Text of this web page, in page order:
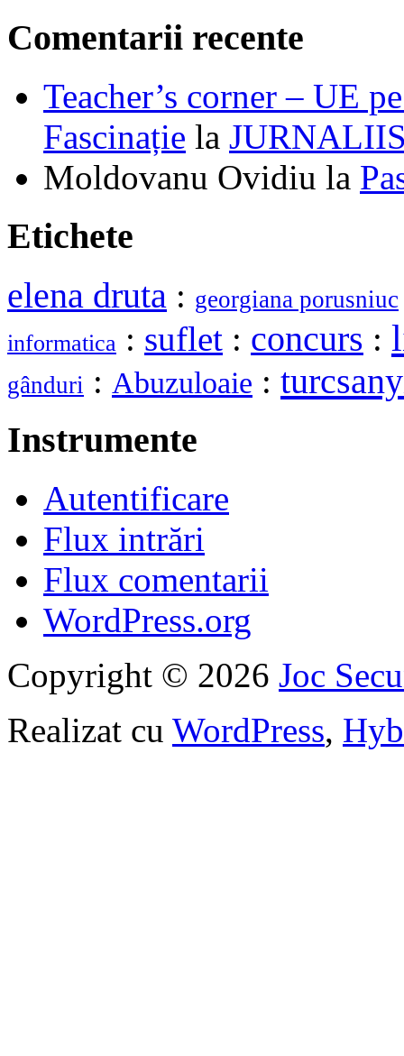
Comentarii recente
Teacher’s corner – UE
Fascinație la
Moldovanu Ovidiu la
Etichete
elena druta : georgiana porusniuc
informatica : suflet : concurs :
gânduri : Abuzuloaie :
Instrumente
Autentificare
Flux intrări
Flux comentarii
WordPress.org
Copyright © 2026 Joc
Realizat cu WordPress,